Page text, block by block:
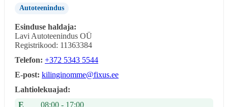
Autoteenindus
Esinduse haldaja:
Lavi Autoteenindus OÜ
Registrikood: 11363384
Telefon: +372 5343 5544
E-post: kilinginomme@fixus.ee
Lahtiolekuajad:
E
08:00 - 17:00